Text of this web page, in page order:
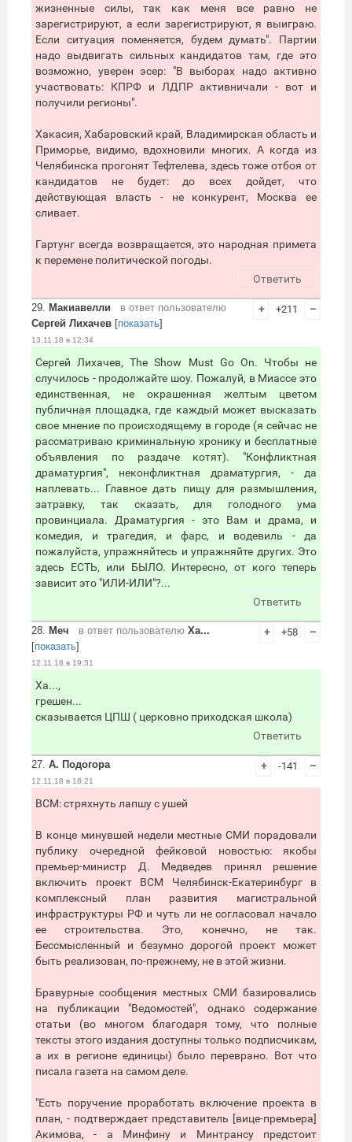
жизненные силы, так как меня все равно не
зарегистрируют, а если зарегистрируют, я выиграю.
Если ситуация поменяется, будем думать". Партии
надо выдвигать сильных кандидатов там, где это
возможно, уверен эсер: "В выборах надо активно
участвовать: КПРФ и ЛДПР активничали - вот и
получили регионы".
Хакасия, Хабаровский край, Владимирская область и
Приморье, видимо, вдохновили многих. А когда из
Челябинска прогонят Тефтелева, здесь тоже отбоя от
кандидатов не будет: до всех дойдет, что
действующая власть - не конкурент, Москва ее
сливает.
Гартунг всегда возвращается, это народная примета
к перемене политической погоды.
Ответить
29. Макиавелли
в ответ пользователю
Сергей Лихачев [показать]
13.11.18 в 12:34
+ +211 –
Сергей Лихачев, The Show Must Go On. Чтобы не
случилось - продолжайте шоу. Пожалуй, в Миассе это
единственная, не окрашенная желтым цветом
публичная площадка, где каждый может высказать
свое мнение по происходящему в городе (я сейчас не
рассматриваю криминальную хронику и бесплатные
объявления по раздаче котят). "Конфликтная
драматургия", неконфликтная драматургия, - да
наплевать... Главное дать пищу для размышления,
затравку, так сказать, для голодного ума
провинциала. Драматургия - это Вам и драма, и
комедия, и трагедия, и фарс, и водевиль - да
пожалуйста, упражняйтесь и упражняйте других. Это
здесь ЕСТЬ, или БЫЛО. Интересно, от кого теперь
зависит это "ИЛИ-ИЛИ"?...
Ответить
28. Меч в ответ пользователю Ха...
[показать]
12.11.18 в 19:31
+ +58 –
Ха...,
грешен...
сказывается ЦПШ ( церковно приходская школа)
Ответить
27. А. Подогора
12.11.18 в 18:21
+ -141 –
ВСМ: стряхнуть лапшу с ушей
В конце минувшей недели местные СМИ порадовали
публику очередной фейковой новостью: якобы
премьер-министр Д. Медведев принял решение
включить проект ВСМ Челябинск-Екатеринбург в
комплексный план развития магистральной
инфраструктуры РФ и чуть ли не согласовал начало
ее строительства. Это, конечно, не так.
Бессмысленный и безумно дорогой проект может
быть реализован, по-прежнему, не в этой жизни.
Бравурные сообщения местных СМИ базировались
на публикации "Ведомостей", однако содержание
статьи (во многом благодаря тому, что полные
тексты этого издания доступны только подписчикам,
а их в регионе единицы) было переврано. Вот что
писала газета на самом деле.
"Есть поручение проработать включение проекта в
план, - подтверждает представитель [вице-премьера]
Акимова, - а Минфину и Минтрансу предстоит